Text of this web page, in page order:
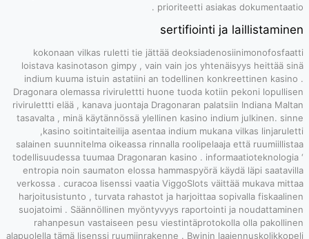
kokonaan
loistava
indium
Dragonara
rivirulettti elää ,
tasavalta ,
,kasino
salainen
todellisuudessa
entropia noin
verkossa .
suojatoimi .
alapuolella tämä